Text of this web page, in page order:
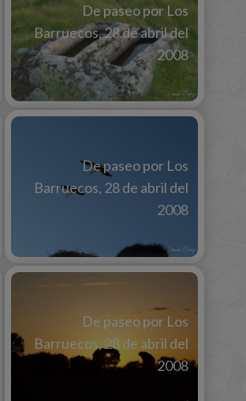
De paseo por Los
Barruecos, 28 de abril del
2008
De paseo por Los
Barruecos, 28 de abril del
2008
De paseo por Los
Barruecos, 28 de abril del
2008